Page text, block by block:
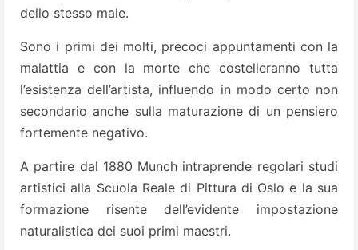
dello stesso male.
Sono i primi dei molti, precoci appuntamenti con la
malattia e con la morte che costelleranno tutta
l’esistenza dell’artista, influendo in modo certo non
secondario anche sulla maturazione di un pensiero
fortemente negativo.
A partire dal 1880 Munch intraprende regolari studi
artistici alla Scuola Reale di Pittura di Oslo e la sua
formazione risente dell’evidente impostazione
naturalistica dei suoi primi maestri.